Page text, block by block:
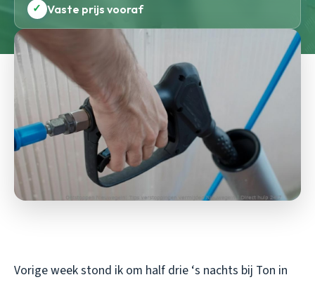
✓ Vaste prijs vooraf
Vorige week stond ik om half drie ‘s nachts bij Ton in